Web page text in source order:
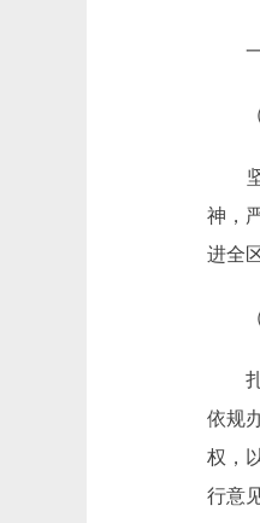
一
（
坚
神，
进全
（
扎
依规
权，
行意